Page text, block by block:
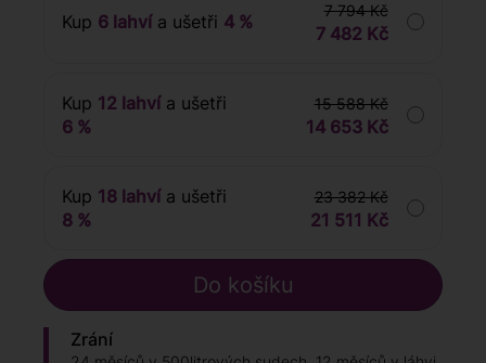
Kup 6 lahvía ušetři 4 %
7 794 Kč
7 482 Kč
Kup 12 lahvía ušetři
6 %
15 588 Kč
14 653 Kč
Kup 18 lahvía ušetři
8 %
23 382 Kč
21 511 Kč
Zrání